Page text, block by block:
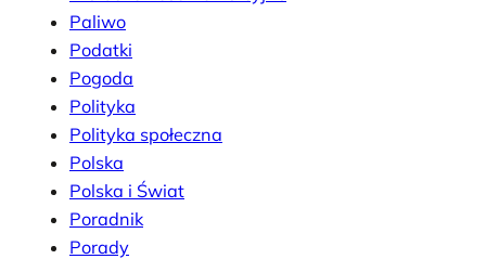
Paliwo
Podatki
Pogoda
Polityka
Polityka społeczna
Polska
Polska i Świat
Poradnik
Porady